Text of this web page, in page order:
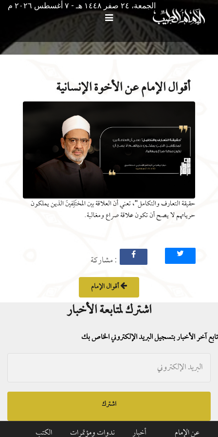
الجمعة، ٢٤ صفر ١٤٤٨ هـ - ۷ أغسطس ۲۰۲٦ م
أقوال الإمام عن الأخوة الإنسانية
حقيقة التعارف والتكامل"، تعني أن العلاقة بين المختَلِفينَ الذين يملكون
حرياتهم لا يصح أن تكون علاقة صراع ومغالبة.
: مشاركة
أقوال الإمام
اشترك لمتابعة الأخبار
تابع آخر الأخبار بتسجيل البريد الإلكتروني الخاص بك
اشترك
عن الإمام أخبار ندوات ومؤتمرات الكتب